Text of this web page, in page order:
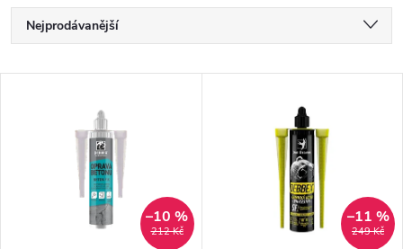
Ř
a
Nejprodávanější
Abecedně
212 Kč
–10 %
249 Kč
–11 %